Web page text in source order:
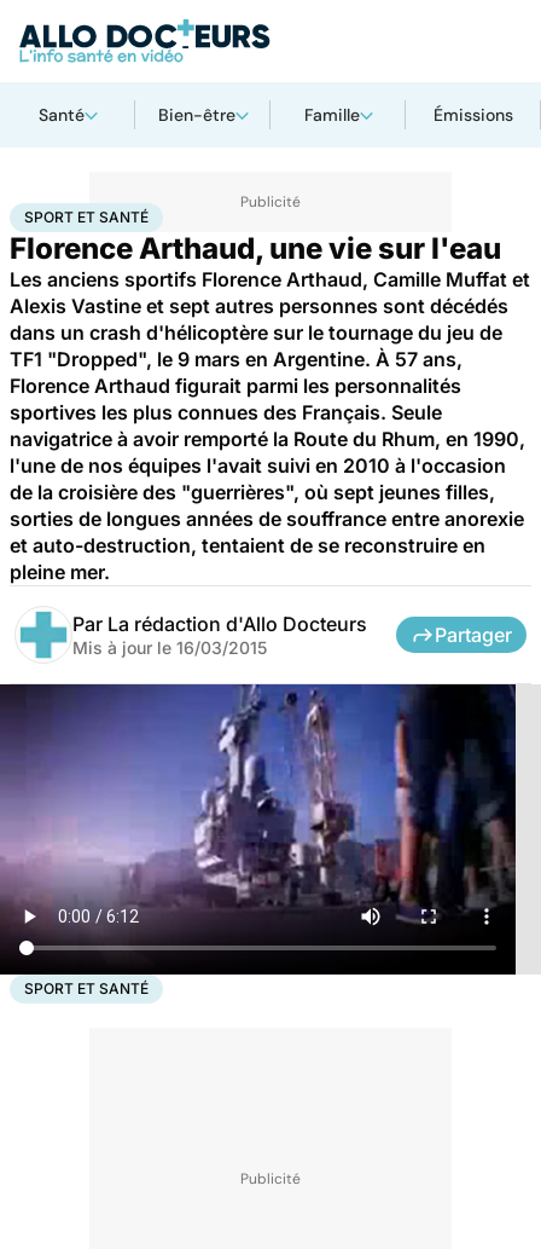
Santé Bien-être Famille Émissions
AccueilBien-êtreSport santé Sport et santé
SPORT ET SANTÉ
Florence Arthaud, une vie sur l'eau
Les anciens sportifs Florence Arthaud, Camille Muffat et
Alexis Vastine et sept autres personnes sont décédés
dans un crash d'hélicoptère sur le tournage du jeu de
TF1 "Dropped", le 9 mars en Argentine. À 57 ans,
Florence Arthaud figurait parmi les personnalités
sportives les plus connues des Français. Seule
navigatrice à avoir remporté la Route du Rhum, en 1990,
l'une de nos équipes l'avait suivi en 2010 à l'occasion
de la croisière des "guerrières", où sept jeunes filles,
sorties de longues années de souffrance entre anorexie
et auto-destruction, tentaient de se reconstruire en
pleine mer.
Par La rédaction d'Allo Docteurs
Mis à jour le 16/03/2015
Partager
SPORT ET SANTÉ